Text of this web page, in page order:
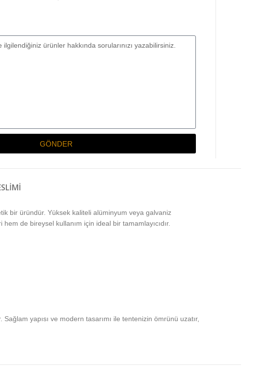
GÖNDER
bir üründür. Yüksek kaliteli alüminyum veya galvaniz
de bireysel kullanım için ideal bir tamamlayıcıdır.
yapısı ve modern tasarımı ile tentenizin ömrünü uzatır,